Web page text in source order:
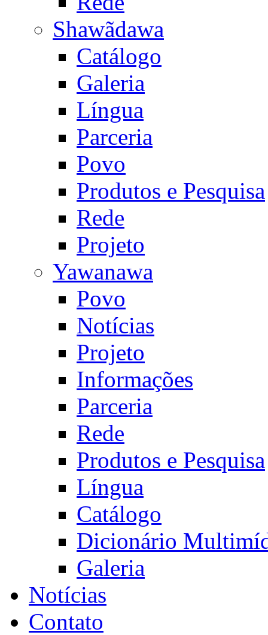
Shawãdawa
Catálogo
Galeria
Língua
Parceria
Povo
Produtos e Pesquisa
Rede
Projeto
Yawanawa
Povo
Notícias
Projeto
Informações
Parceria
Rede
Produtos e Pesquisa
Língua
Catálogo
Dicionário
Galeria
Notícias
Contato